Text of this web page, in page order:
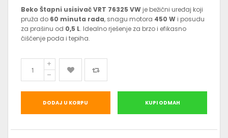
Beko Štapni usisivač VRT 76325 VW je bežični uređaj koji
pruža do 60 minuta rada, snagu motora 450 W i posudu
za prašinu od 0,5 L. Idealno rješenje za brzo i efikasno
čišćenje poda i tepiha.
DODAJ U KORPU KUPI ODMAH